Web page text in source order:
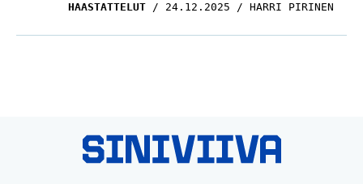
HAASTATTELUT 24.12.2025 HARRI PIRINEN